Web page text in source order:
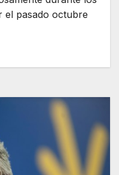
el pasado octubre